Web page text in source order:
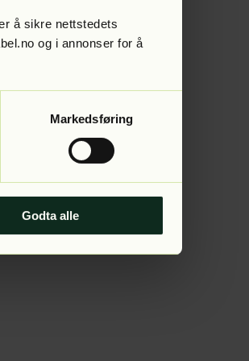
å sikre nettstedets
og i annonser for å
Markedsføring
Godta alle